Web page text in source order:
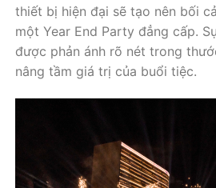
thiết bị hiện đại sẽ tạo nên bối
một Year End Party đẳng cấp.
được phản ánh rõ nét trong
nâng tầm giá trị của buổi tiệc.